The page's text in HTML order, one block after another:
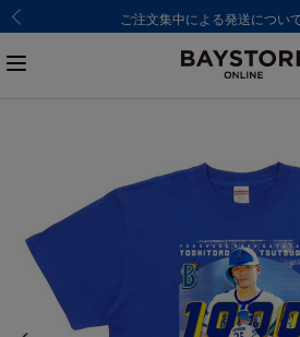
ご注文集中による発送につい